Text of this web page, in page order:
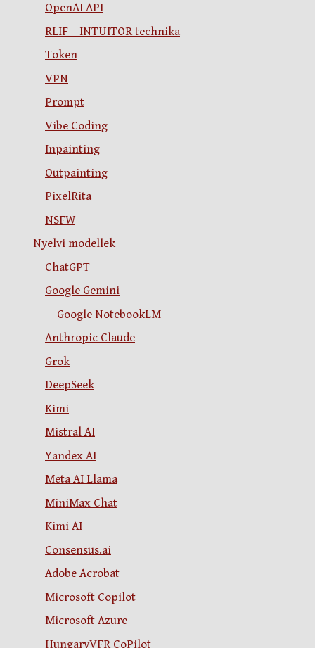
OpenAI API
RLIF – INTUITOR technika
Token
VPN
Prompt
Vibe Coding
Inpainting
Outpainting
PixelRita
NSFW
Nyelvi modellek
ChatGPT
Google Gemini
Google NotebookLM
Anthropic Claude
Grok
DeepSeek
Kimi
Mistral AI
Yandex AI
Meta AI Llama
MiniMax Chat
Kimi AI
Consensus.ai
Adobe Acrobat
Microsoft Copilot
Microsoft Azure
HungaryVFR CoPilot